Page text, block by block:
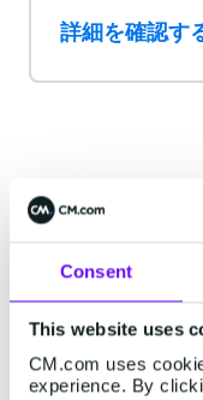
Consent
This website uses
CM.com uses
experience. By
詳細を確認す
SMS送信
CM.comのSMS